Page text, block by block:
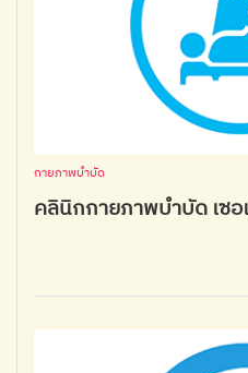
กายภาพบำบัด
คลินิกกายภาพบำบัด เซอ